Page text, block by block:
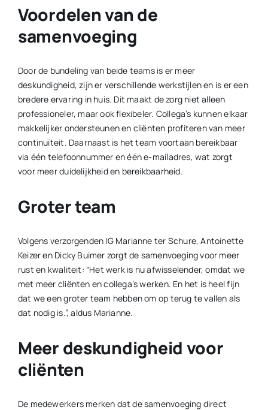
Voordelen van de
samenvoeging
Door de bundeling van beide teams is er meer
deskundigheid, zijn er verschillende werkstijlen en is er een
bredere ervaring in huis. Dit maakt de zorg niet alleen
professioneler, maar ook flexibeler. Collega’s kunnen elkaar
makkelijker ondersteunen en cliënten profiteren van meer
continuïteit. Daarnaast is het team voortaan bereikbaar
via één telefoonnummer en één e-mailadres, wat zorgt
voor meer duidelijkheid en bereikbaarheid.
Groter team
Volgens verzorgenden IG Marianne ter Schure, Antoinette
Keizer en Dicky Buimer zorgt de samenvoeging voor meer
rust en kwaliteit: “Het werk is nu afwisselender, omdat we
met meer cliënten en collega’s werken. En het is heel fijn
dat we een groter team hebben om op terug te vallen als
dat nodig is.”, aldus Marianne.
Meer deskundigheid voor
cliënten
De medewerkers merken dat de samenvoeging direct